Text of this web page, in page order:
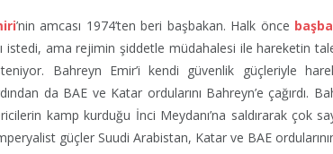
’nin amcası 1974’ten beri başbakan. Halk önce
istedi, ama rejimin şiddetle müdahalesi ile hareketin
Bahreyn Emir’i kendi güvenlik güçleriyle
da BAE ve Katar ordularını Bahreyn’e çağırdı.
kamp kurduğu İnci Meydanı’na saldırarak çok
güçler Suudi Arabistan, Katar ve BAE